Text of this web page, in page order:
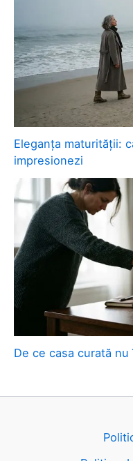
Eleganța maturității:
impresionezi
De ce casa curată